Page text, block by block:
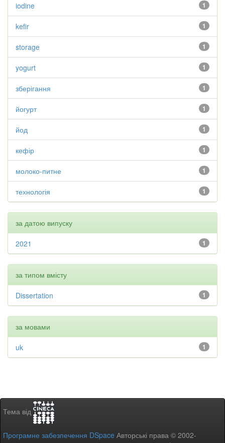
1
iodine
1
kefir
1
storage
1
yogurt
1
зберігання
1
йогурт
1
йод
1
кефір
1
молоко-питне
1
технологія
за датою випуску
1
2021
за типом вмісту
1
Dissertation
за мовами
1
uk
Тема від
Програмне забезпечення DSpace Авторські права © 2002-